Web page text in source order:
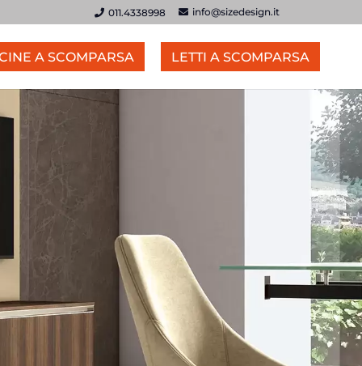
011.4338998 info@sizedesign.it
A SCOMPARSA LETTI A SCOMPARSA